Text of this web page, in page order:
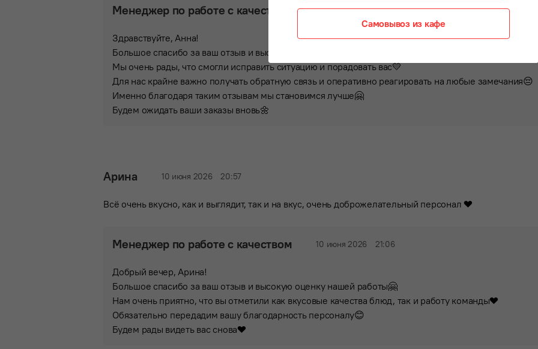
Менеджер по работе с качеством 23 июня 2026 14:34
Здравствуйте, Анна!
Большое спасибо за ваш отзыв и высокую оценку нашей работы😊
Мы очень рады, что смогли исправить ситуацию и порадовать вас💛
Для нас крайне важно получать обратную связь и оперативно реагировать на любые замечания😔
Именно благодаря таким отзывам мы становимся лучше🤗
Будем ожидать ваши заказы вновь🌼
Арина 10 июня 2026 20:57
Всё очень вкусно, как и выглядит, так и на вкус, очень доброжелательный персонал ❤️
Менеджер по работе с качеством 10 июня 2026 21:06
Добрый вечер, Арина!
Большое спасибо за ваш отзыв и высокую оценку нашей работы🤗
Нам очень приятно, что вы отметили как вкусовые качества блюд, так и работу команды❤️
Обязательно передадим вашу благодарность персоналу😊
Будем рады видеть вас снова❤️
Самовывоз из кафе